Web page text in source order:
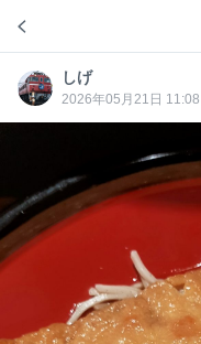
しげ しげ
2026年05月21日 11:08
慣れない前向き
自分以外の人に
次々に出て来ます
当事者のときは
本人には深刻で
程度と言うこと
僕の想像力が、
答えの無い今回
ることは良しと
しげ しげ 19時間前